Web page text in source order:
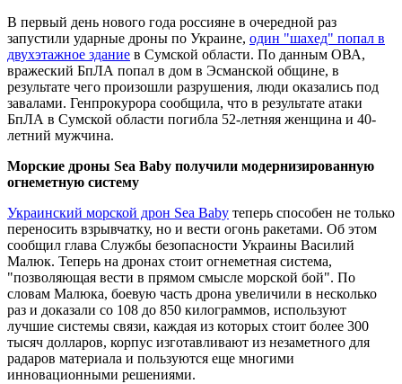
В первый день нового года россияне в очередной раз
запустили ударные дроны по Украине, один "шахед" попал в
двухэтажное здание в Сумской области. По данным ОВА,
вражеский БпЛА попал в дом в Эсманской общине, в
результате чего произошли разрушения, люди оказались под
завалами. Генпрокурора сообщила, что в результате атаки
БпЛА в Сумской области погибла 52-летняя женщина и 40-
летний мужчина.
Морские дроны Sea Baby получили модернизированную
огнеметную систему
Украинский морской дрон Sea Baby теперь способен не только
переносить взрывчатку, но и вести огонь ракетами. Об этом
сообщил глава Службы безопасности Украины Василий
Малюк. Теперь на дронах стоит огнеметная система,
"позволяющая вести в прямом смысле морской бой". По
словам Малюка, боевую часть дрона увеличили в несколько
раз и доказали со 108 до 850 килограммов, используют
лучшие системы связи, каждая из которых стоит более 300
тысяч долларов, корпус изготавливают из незаметного для
радаров материала и пользуются еще многими
инновационными решениями.